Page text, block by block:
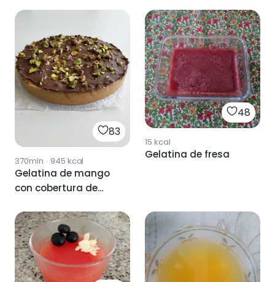
83
370min · 945 kcal
Gelatina de mango
con cobertura de
48
15 kcal
Gelatina de fresa